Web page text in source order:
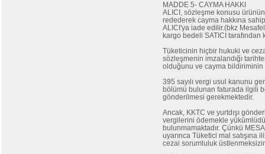
MADDE 5- CAYMA HAKKI
ALICI, sözleşme konusu
redederek cayma hakkına
ALICI'ya iade edilir.(bkz
kargo bedeli SATICI tarafından
Tüketicinin hiçbir hukuki ve
sözleşmenin imzalandığı
olduğunu ve cayma bildiriminin
395 sayılı vergi usul kanunu
bölümü bulunan faturada ilgili
gönderilmesi gerekmektedir.
Ancak, KKTC ve yurtdışı
vergilerini ödemekle
bulunmamaktadır. Çünkü
uyarınca Tüketici mal
cezai sorumluluk